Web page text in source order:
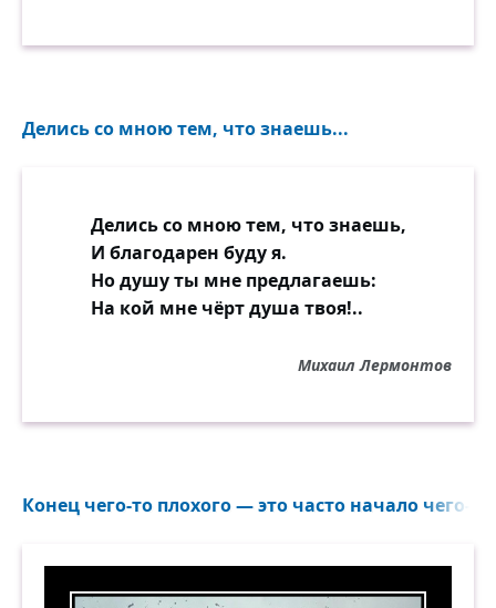
Делись со мною тем, что знаешь...
Делись со мною тем, что знаешь,
И благодарен буду я.
Но душу ты мне предлагаешь:
На кой мне чёрт душа твоя!..
Михаил Лермонтов
Конец чего-то плохого — это часто начало чего-